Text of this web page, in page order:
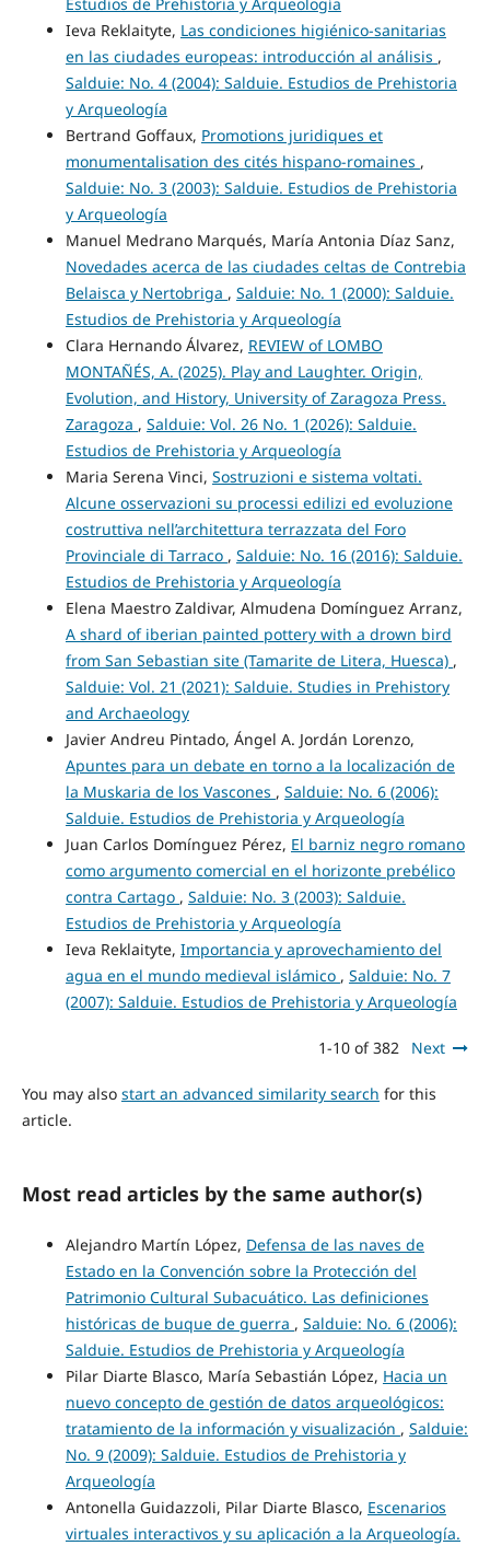
Ieva Reklaityte, Las condiciones higiénico-sanitarias
en las ciudades europeas: introducción al análisis ,
Salduie: No. 4 (2004): Salduie. Estudios de Prehistoria
y Arqueología
Bertrand Goffaux, Promotions juridiques et
monumentalisation des cités hispano-romaines ,
Salduie: No. 3 (2003): Salduie. Estudios de Prehistoria
y Arqueología
Manuel Medrano Marqués, María Antonia Díaz Sanz,
Novedades acerca de las ciudades celtas de Contrebia
Belaisca y Nertobriga , Salduie: No. 1 (2000): Salduie.
Estudios de Prehistoria y Arqueología
Clara Hernando Álvarez, REVIEW of LOMBO
MONTAÑÉS, A. (2025). Play and Laughter. Origin,
Evolution, and History, University of Zaragoza Press.
Zaragoza , Salduie: Vol. 26 No. 1 (2026): Salduie.
Estudios de Prehistoria y Arqueología
Maria Serena Vinci, Sostruzioni e sistema voltati.
Alcune osservazioni su processi edilizi ed evoluzione
costruttiva nell’architettura terrazzata del Foro
Provinciale di Tarraco , Salduie: No. 16 (2016): Salduie.
Estudios de Prehistoria y Arqueología
Elena Maestro Zaldivar, Almudena Domínguez Arranz,
A shard of iberian painted pottery with a drown bird
from San Sebastian site (Tamarite de Litera, Huesca) ,
Salduie: Vol. 21 (2021): Salduie. Studies in Prehistory
and Archaeology
Javier Andreu Pintado, Ángel A. Jordán Lorenzo,
Apuntes para un debate en torno a la localización de
la Muskaria de los Vascones , Salduie: No. 6 (2006):
Salduie. Estudios de Prehistoria y Arqueología
Juan Carlos Domínguez Pérez, El barniz negro romano
como argumento comercial en el horizonte prebélico
contra Cartago , Salduie: No. 3 (2003): Salduie.
Estudios de Prehistoria y Arqueología
Ieva Reklaityte, Importancia y aprovechamiento del
agua en el mundo medieval islámico , Salduie: No. 7
(2007): Salduie. Estudios de Prehistoria y Arqueología
1-10 of 382 Next
You may also start an advanced similarity search for this
article.
Most read articles by the same author(s)
Alejandro Martín López, Defensa de las naves de
Estado en la Convención sobre la Protección del
Patrimonio Cultural Subacuático. Las definiciones
históricas de buque de guerra , Salduie: No. 6 (2006):
Salduie. Estudios de Prehistoria y Arqueología
Pilar Diarte Blasco, María Sebastián López, Hacia un
nuevo concepto de gestión de datos arqueológicos:
tratamiento de la información y visualización , Salduie:
No. 9 (2009): Salduie. Estudios de Prehistoria y
Arqueología
Antonella Guidazzoli, Pilar Diarte Blasco, Escenarios
virtuales interactivos y su aplicación a la Arqueología.